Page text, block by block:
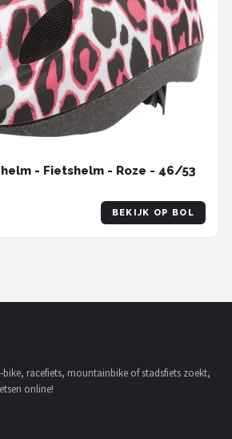
- Fietshelm - Roze - 46/53
BEKIJK OP BOL
bike, racefiets, mountainbike of stadsfiets zoekt,
online!